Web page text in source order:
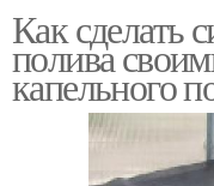
Как сделать
полива
капельного